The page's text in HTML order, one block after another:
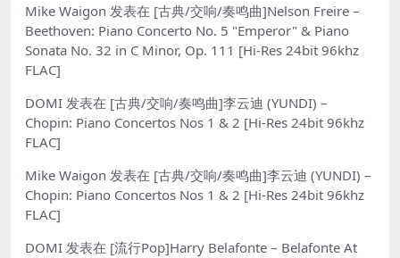
Mike Waigon 发表在 [古典/交响/奏鸣曲]Nelson Freire –
Beethoven: Piano Concerto No. 5 "Emperor" & Piano
Sonata No. 32 in C Minor, Op. 111 [Hi-Res 24bit 96khz
FLAC]
DOMI 发表在 [古典/交响/奏鸣曲]李云迪 (YUNDI) –
Chopin: Piano Concertos Nos 1 & 2 [Hi-Res 24bit 96khz
FLAC]
Mike Waigon 发表在 [古典/交响/奏鸣曲]李云迪 (YUNDI) –
Chopin: Piano Concertos Nos 1 & 2 [Hi-Res 24bit 96khz
FLAC]
DOMI 发表在 [流行Pop]Harry Belafonte – Belafonte At